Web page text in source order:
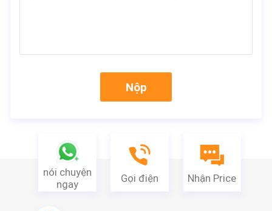
1. Để cung cấp chăm sóc gấp đôi cho da, cách ly vết
2. Miếng cồn được sử dụng để làm sạch vết thương, khử
4. Ngăn ngừa nhiễm trùng vết thương, vết thương nhanh
lành hơn.
Nộp
nói chuyện
ngay
Gọi điện Nhận Price